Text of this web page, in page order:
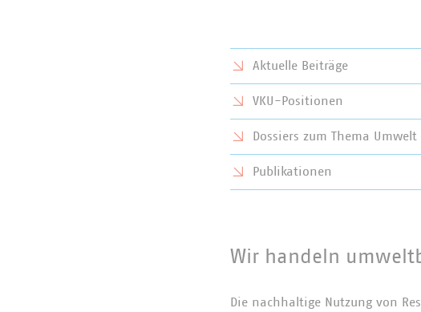
Aktuelle Beiträge
VKU-Positionen
Dossiers zum Thema Umwelt
Publikationen
Wir handeln
Die nachhaltige Nutzung von